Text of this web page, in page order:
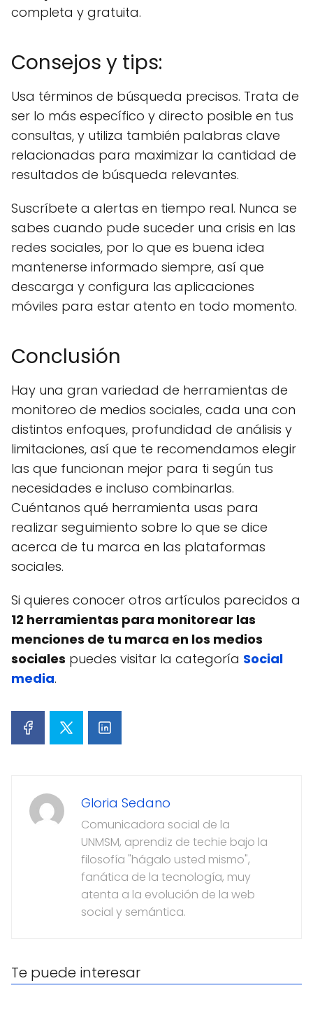
completa y gratuita.
Consejos y tips:
Usa términos de búsqueda precisos. Trata de
ser lo más específico y directo posible en tus
consultas, y utiliza también palabras clave
relacionadas para maximizar la cantidad de
resultados de búsqueda relevantes.
Suscríbete a alertas en tiempo real. Nunca se
sabes cuando pude suceder una crisis en las
redes sociales, por lo que es buena idea
mantenerse informado siempre, así que
descarga y configura las aplicaciones
móviles para estar atento en todo momento.
Conclusión
Hay una gran variedad de herramientas de
monitoreo de medios sociales, cada una con
distintos enfoques, profundidad de análisis y
limitaciones, así que te recomendamos elegir
las que funcionan mejor para ti según tus
necesidades e incluso combinarlas.
Cuéntanos qué herramienta usas para
realizar seguimiento sobre lo que se dice
acerca de tu marca en las plataformas
sociales.
Si quieres conocer otros artículos parecidos a
12 herramientas para monitorear las
menciones de tu marca en los medios
sociales puedes visitar la categoría Social
media.
Gloria Sedano
Comunicadora social de la
UNMSM, aprendiz de techie bajo la
filosofía "hágalo usted mismo",
fanática de la tecnología, muy
atenta a la evolución de la web
social y semántica.
Te puede interesar